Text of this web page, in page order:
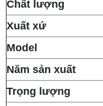
Chất lượng
Xuất xứ
Model
Năm sản xuất
Trọng lượng